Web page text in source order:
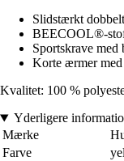
Slidstærkt
BEECOOL®-
Sportskrave
Korte ærmer med
Kvalitet: 100 %
Yderligere
Mærke
Farve